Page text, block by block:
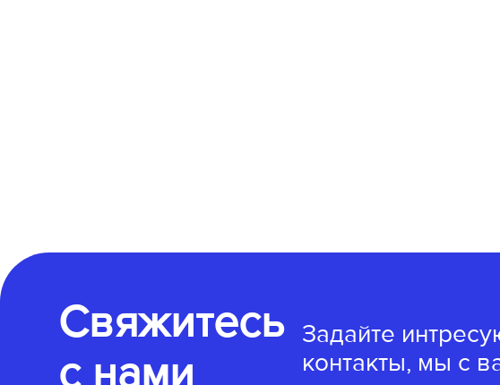
Свяжитесь
Задайте
контакты, мы с